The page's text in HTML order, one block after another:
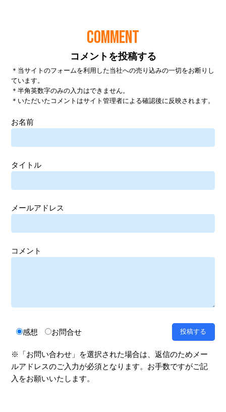
COMMENT
コメントを投稿する
＊当サイトのフォームを利用した当社への売り込みの一切をお断りし
ています。
＊半角英数字のみの入力はできません。
＊いただいたコメントはサイト管理者による確認後に反映されます。
お名前
タイトル
メールアドレス
コメント
感想 お問合せ
※「お問い合わせ」を選択された場合は、返信のためメー
ルアドレスのご入力が必須となります。お手数ですがご記
入をお願いいたします。